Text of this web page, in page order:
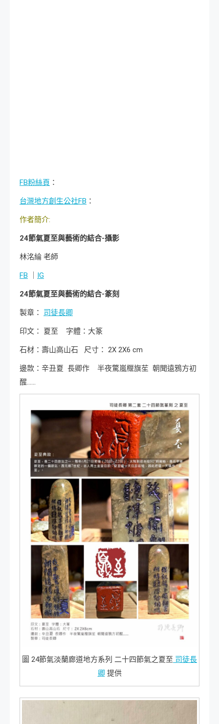
FB粉絲頁 ：
台灣地方創生公社FB ：
作者簡介:
24節氣夏至與藝術的結合-攝影
林洺綸 老師
FB IG
24節氣夏至與藝術的結合-篆刻
製章： 司徒長卿
印文： 夏至 字體：大篆
石材：壽山高山石 尺寸： 2X 2X6 cm
邊款：辛丑夏 長卿作 半夜驚嵐椻旗苼 朝聞遠鴉方初
醒……
圖 24節氣淡蘭廊道地方系列 二十四節氣之夏至 司徒長
卿 提供